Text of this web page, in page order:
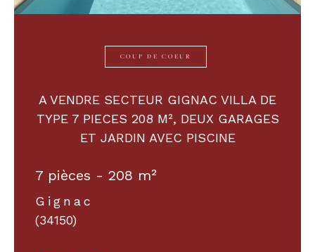
COUP DE COEUR
A VENDRE SECTEUR GIGNAC VILLA DE
TYPE 7 PIECES 208 M², DEUX GARAGES
ET JARDIN AVEC PISCINE
7 pièces - 208 m²
Gignac
(34150)
AFFINER LES CRITÈRES
FILTRER PAR
COUPS DE COEUR